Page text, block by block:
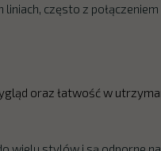
często z
oraz łatwość w